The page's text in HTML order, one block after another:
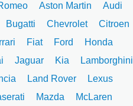
Aston Martin
Audi
Bugatti Chevrolet
Citroen
Fiat Ford
Honda
Jaguar Kia
Lamborghini
Land Rover
Lexus
Mazda
McLaren